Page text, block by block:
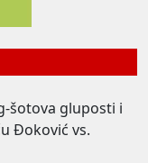
šotova gluposti i
Đoković vs.